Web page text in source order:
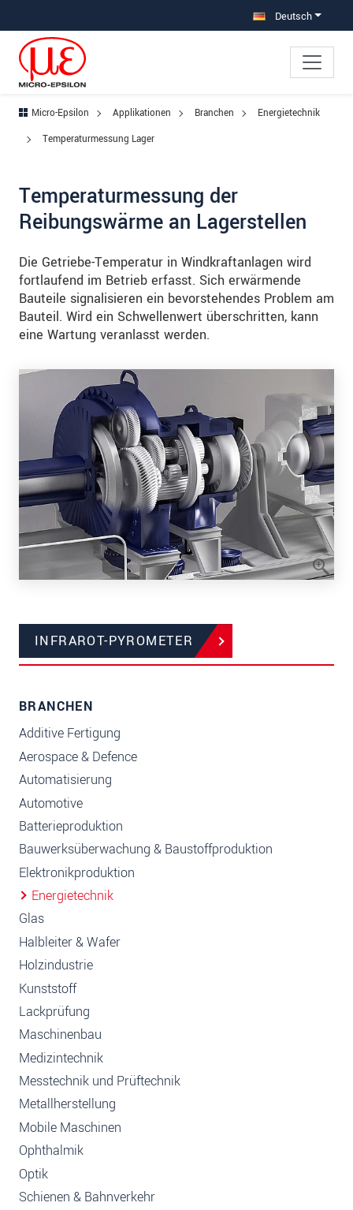
Deutsch
Micro-Epsilon Applikationen Branchen
Energietechnik
Temperaturmessung Lager
Temperaturmessung der
Reibungswärme an Lagerstellen
Die Getriebe-Temperatur in Windkraftanlagen wird
fortlaufend im Betrieb erfasst. Sich erwärmende
Bauteile signalisieren ein bevorstehendes Problem am
Bauteil. Wird ein Schwellenwert überschritten, kann
eine Wartung veranlasst werden.
INFRAROT-PYROMETER
BRANCHEN
Additive Fertigung
Aerospace & Defence
Automatisierung
Automotive
Batterieproduktion
Bauwerksüberwachung & Baustoffproduktion
Elektronikproduktion
Energietechnik
Glas
Halbleiter & Wafer
Holzindustrie
Kunststoff
Lackprüfung
Maschinenbau
Medizintechnik
Messtechnik und Prüftechnik
Metallherstellung
Mobile Maschinen
Ophthalmik
Optik
Schienen & Bahnverkehr